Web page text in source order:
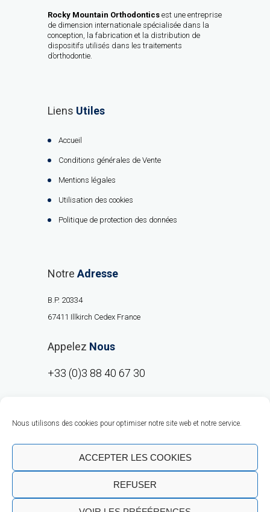
Nous utilisons des cookies pour optimiser notre site web et notre service.
ACCEPTER LES COOKIES
REFUSER
Rocky Mountain Orthodontics est une entreprise
de dimension internationale spécialisée dans la
conception, la fabrication et la distribution de
dispositifs utilisés dans les traitements
d’orthodontie.
Liens Utiles
Accueil
Conditions générales de Vente
Mentions légales
Utilisation des cookies
Politique de protection des données
Notre Adresse
B.P. 20334
67411 Illkirch Cedex France
Appelez Nous
+33 (0)3 88 40 67 30
Copyright © RMO Europe 2020 |Talent